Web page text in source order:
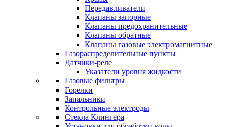
Передавливатели
Клапаны запорные
Клапаны предохранительные
Клапаны обратные
Клапаны газовые электромагнитные
Газораспределительные пункты
Датчики-реле
Указатели уровня жидкости
Газовые фильтры
Горелки
Запальники
Контрольные электроды
Стекла Клингера